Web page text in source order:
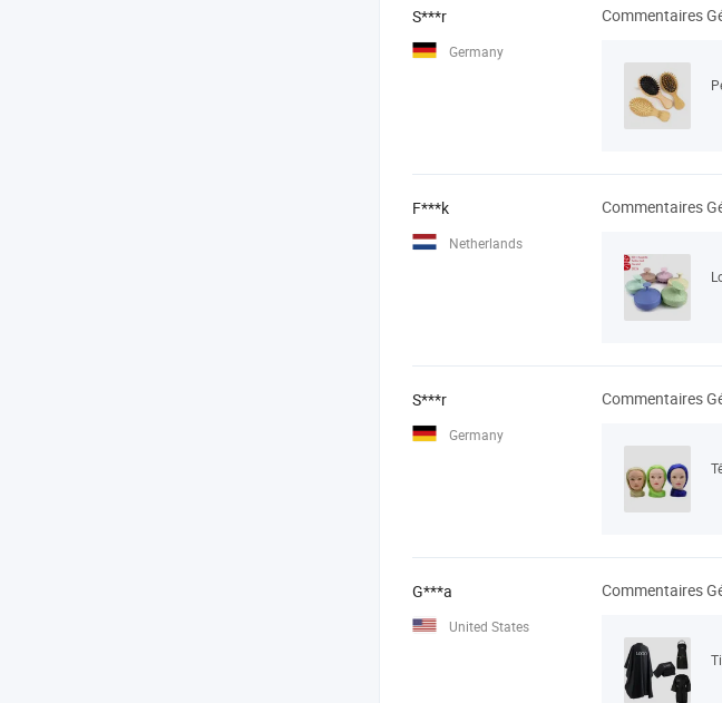
S***r
Germany
Commentaires
F***k
Netherlands
Commentaires
S***r
Germany
Commentaires
G***a
United States
Commentaires